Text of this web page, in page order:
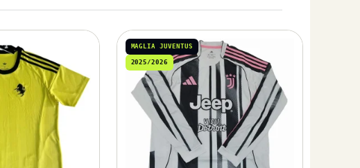
MAGLIA JUVENTUS
2025/2026